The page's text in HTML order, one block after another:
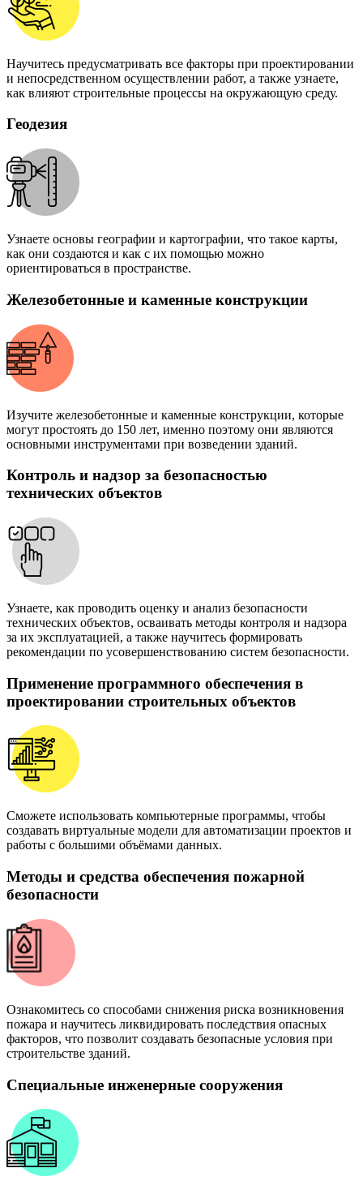
Научитесь предусматривать все факторы при проектировании
и непосредственном осуществлении работ, а также узнаете,
как влияют строительные процессы на окружающую среду.
Геодезия
Узнаете основы географии и картографии, что такое карты,
как они создаются и как с их помощью можно
ориентироваться в пространстве.
Железобетонные и каменные конструкции
Изучите железобетонные и каменные конструкции, которые
могут простоять до 150 лет, именно поэтому они являются
основными инструментами при возведении зданий.
Контроль и надзор за безопасностью
технических объектов
Узнаете, как проводить оценку и анализ безопасности
технических объектов, осваивать методы контроля и надзора
за их эксплуатацией, а также научитесь формировать
рекомендации по усовершенствованию систем безопасности.
Применение программного обеспечения в
проектировании строительных объектов
Сможете использовать компьютерные программы, чтобы
создавать виртуальные модели для автоматизации проектов и
работы с большими объёмами данных.
Методы и средства обеспечения пожарной
безопасности
Ознакомитесь со способами снижения риска возникновения
пожара и научитесь ликвидировать последствия опасных
факторов, что позволит создавать безопасные условия при
строительстве зданий.
Специальные инженерные сооружения